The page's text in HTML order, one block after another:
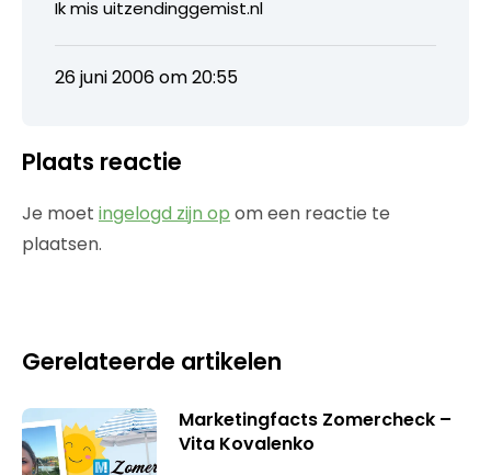
Ik mis uitzendinggemist.nl
26 juni 2006 om 20:55
Plaats reactie
Je moet ingelogd zijn op om een reactie te
plaatsen.
Gerelateerde artikelen
Marketingfacts Zomercheck –
Vita Kovalenko